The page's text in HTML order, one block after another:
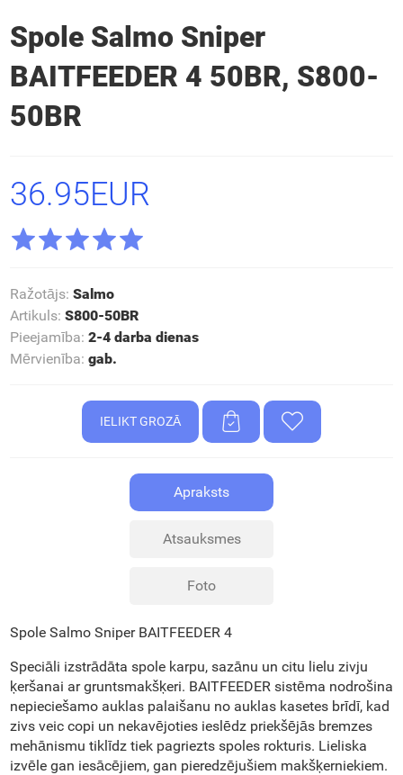
Spole Salmo Sniper
BAITFEEDER 4 50BR, S800-
50BR
36.95EUR
Ražotājs: Salmo
Artikuls: S800-50BR
Pieejamība: 2-4 darba dienas
Mērvienība: gab.
Apraksts
Atsauksmes
Foto
Spole Salmo Sniper BAITFEEDER 4
Speciāli izstrādāta spole karpu, sazānu un citu lielu zivju
ķeršanai ar gruntsmakšķeri. BAITFEEDER sistēma nodrošina
nepieciešamo auklas palaišanu no auklas kasetes brīdī, kad
zivs veic copi un nekavējoties ieslēdz priekšējās bremzes
mehānismu tiklīdz tiek pagriezts spoles rokturis. Lieliska
izvēle gan iesācējiem, gan pieredzējušiem makšķerniekiem.